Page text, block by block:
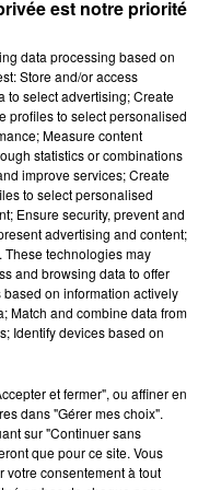
MARGUERITE
Les Filles, Les Meufs
Gémeaux
est notre priorité
data processing based on
Store and/or access
to select advertising; Create
profiles to select personalised
Measure content
statistics or combinations
improve services; Create
to select personalised
Ensure security, prevent and
advertising and content;
technologies may
and browsing data to offer
on information actively
Match and combine data from
Identify devices based on
et fermer", ou affiner en
dans "Gérer mes choix".
sur "Continuer sans
que pour ce site. Vous
votre consentement à tout